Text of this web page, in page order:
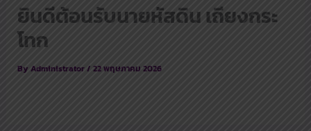
ยินดีต้อนรับนายหัสดิน เถียงกระ
โทก
ByAdministrator/22 พฤษภาคม 2026